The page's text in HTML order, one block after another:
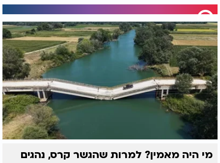
מי היה מאמין? למרות שהגשר קרס, נהגים